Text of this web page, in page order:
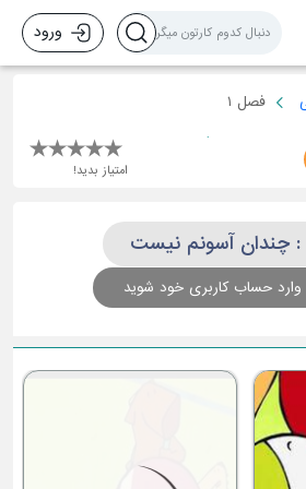
ورود
فصل ۱
امتیاز بدید!
وارد حساب کاربری خود شوید